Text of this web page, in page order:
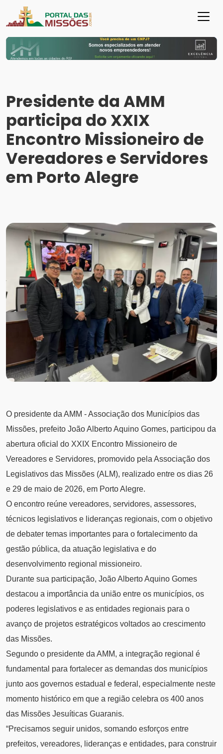
Presidente da AMM
participa do XXIX
Encontro Missioneiro de
Vereadores e Servidores
em Porto Alegre
O presidente da AMM - Associação dos Municípios das
Missões, prefeito João Alberto Aquino Gomes, participou da
abertura oficial do XXIX Encontro Missioneiro de
Vereadores e Servidores, promovido pela Associação dos
Legislativos das Missões (ALM), realizado entre os dias 26
e 29 de maio de 2026, em Porto Alegre.
O encontro reúne vereadores, servidores, assessores,
técnicos legislativos e lideranças regionais, com o objetivo
de debater temas importantes para o fortalecimento da
gestão pública, da atuação legislativa e do
desenvolvimento regional missioneiro.
Durante sua participação, João Alberto Aquino Gomes
destacou a importância da união entre os municípios, os
poderes legislativos e as entidades regionais para o
avanço de projetos estratégicos voltados ao crescimento
das Missões.
Segundo o presidente da AMM, a integração regional é
fundamental para fortalecer as demandas dos municípios
junto aos governos estadual e federal, especialmente neste
momento histórico em que a região celebra os 400 anos
das Missões Jesuíticas Guaranis.
“Precisamos seguir unidos, somando esforços entre
prefeitos, vereadores, lideranças e entidades, para construir